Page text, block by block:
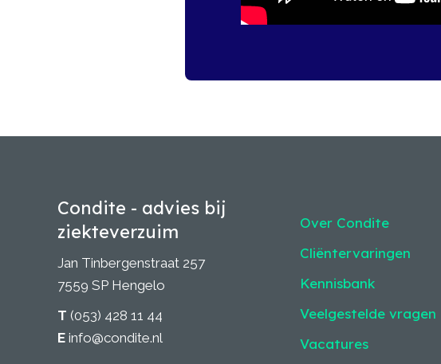
Condite - advies bij
ziekteverzuim
Jan Tinbergenstraat 257
7559 SP Hengelo
T (053) 428 11 44
E info@condite.nl
Over Condite
Cliëntervaringen
Kennisbank
Veelgestelde vragen
Vacatures